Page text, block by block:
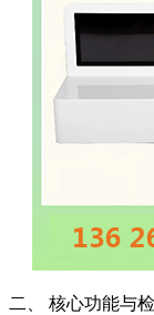
二、 核心功能与